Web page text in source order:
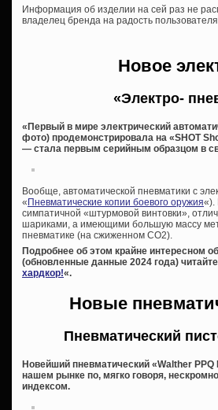
Информация об изделии на сей раз не
владелец бренда на радость
Новое
«Электро-
«Первый в мире электрический
фото) продемонстрировала на «SHOT
— стала первым серийным образцом в
Вообще, автоматической пневматики с
« Пневматические копии боевого оружия«).
симпатичной «штурмовой винтовки»,
шариками, а имеющими большую массу
пневматике (на сжиженном СО2).
Подробнее об этом крайне интересном
(обновленные данные 2024 года) читайте
хардкор!«.
Новые
Пневматический
Новейший пневматический «Walther
нашем рынке по, мягко говоря,
индексом.